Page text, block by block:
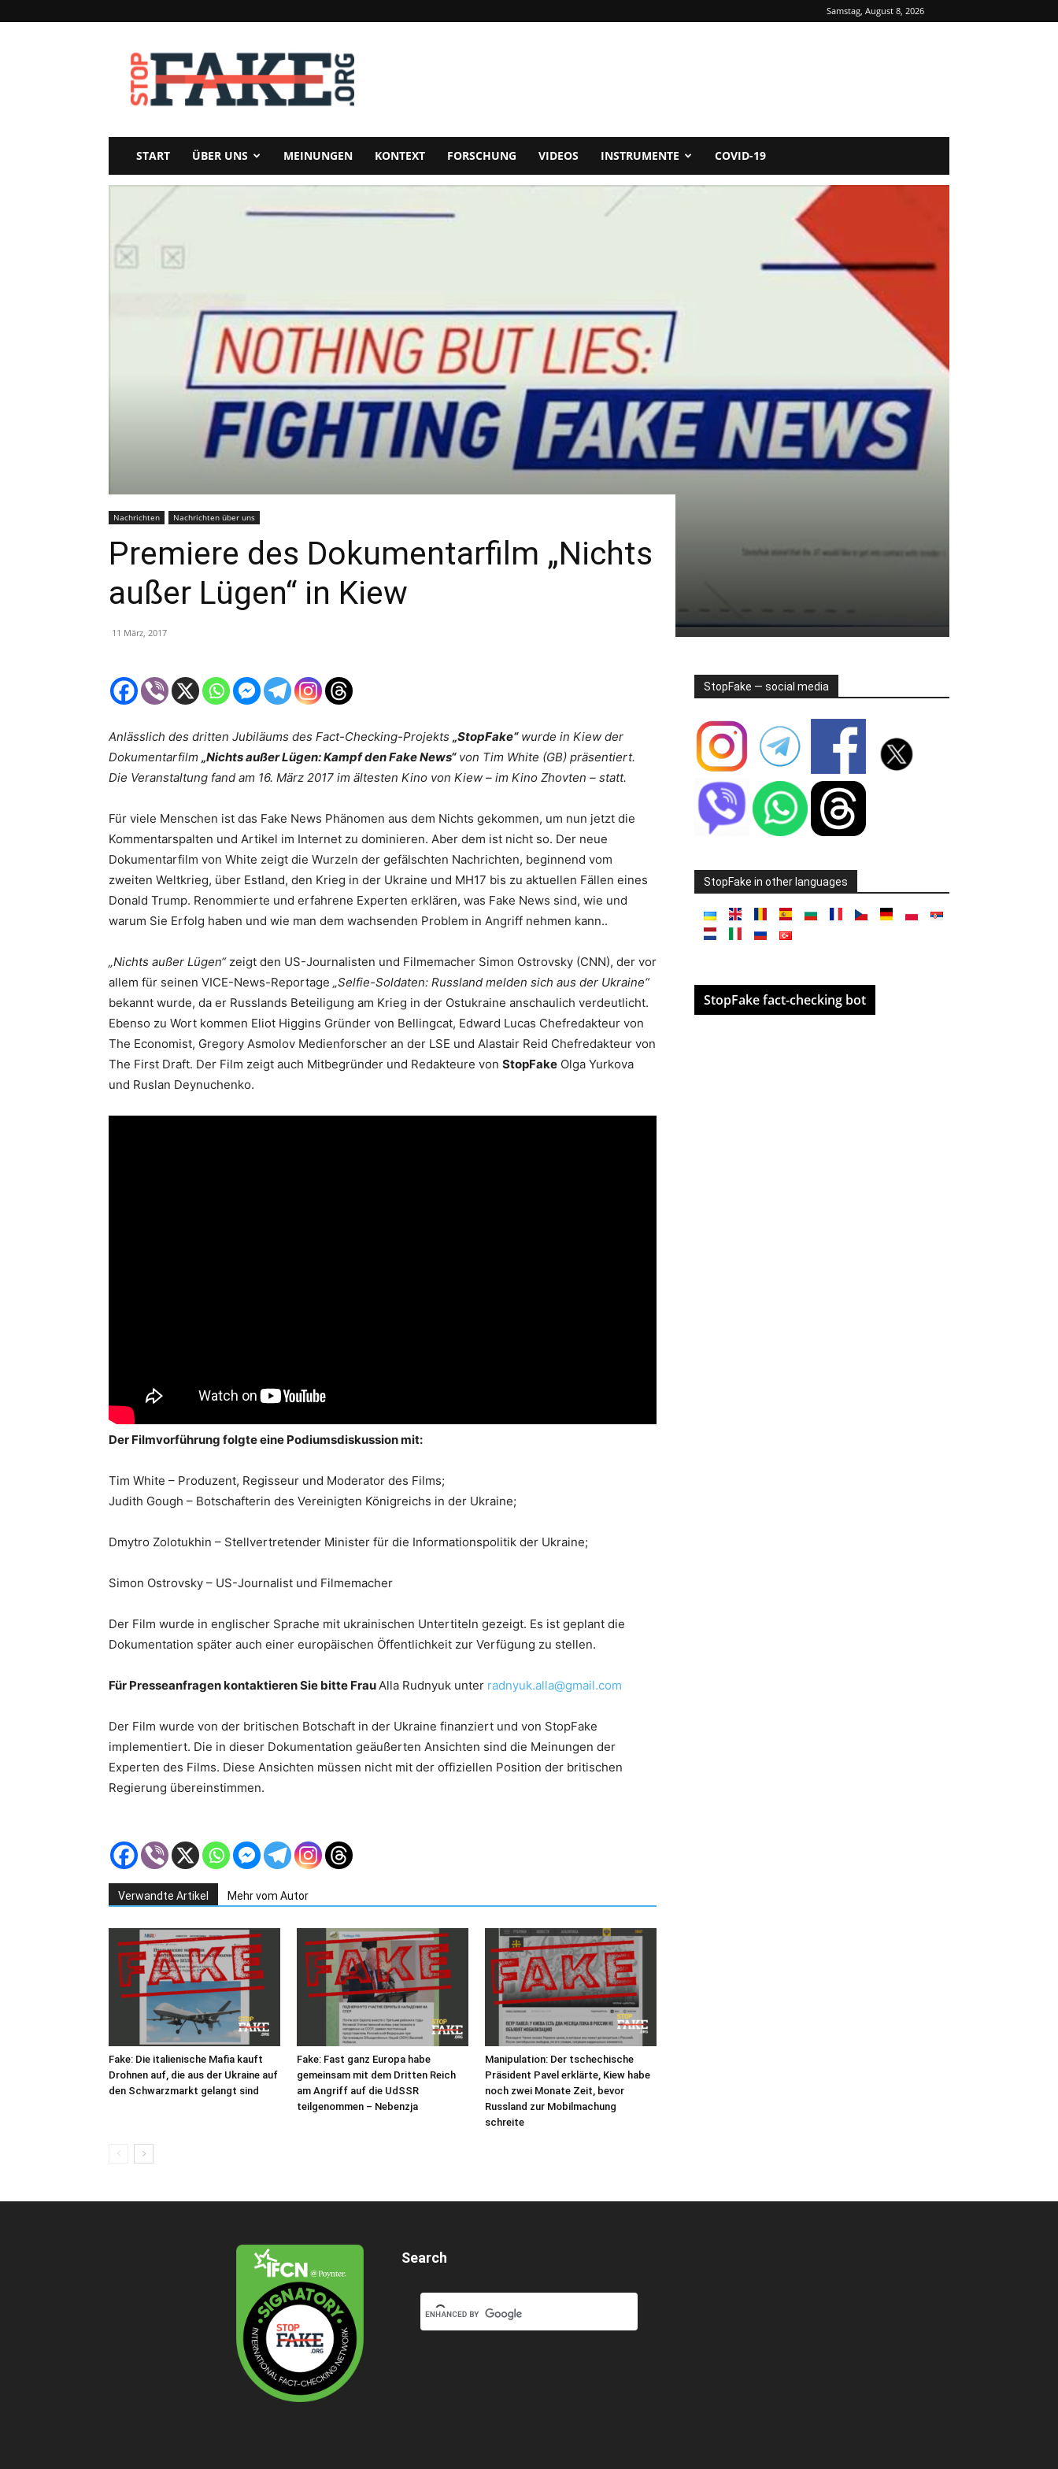
Samstag, August 8, 2026
StopFake
START ÜBER UNS MEINUNGEN KONTEXT FORSCHUNG VIDEOS INSTRUMENTE COVID-19
Nachrichten Nachrichten über uns
Premiere des Dokumentarfilm „Nichts
außer Lügen“ in Kiew
11 März, 2017
Anlässlich des dritten Jubiläums des Fact-Checking-Projekts „StopFake“wurde in Kiew der
Dokumentarfilm „Nichts außer Lügen: Kampf den Fake News“von Tim White (GB) präsentiert.
Die Veranstaltung fand am 16. März 2017 im ältesten Kino von Kiew – im Kino Zhovten – statt.
Für viele Menschen ist das Fake News Phänomen aus dem Nichts gekommen, um nun jetzt die
Kommentarspalten und Artikel im Internet zu dominieren. Aber dem ist nicht so. Der neue
Dokumentarfilm von White zeigt die Wurzeln der gefälschten Nachrichten, beginnend vom
zweiten Weltkrieg, über Estland, den Krieg in der Ukraine und MH17 bis zu aktuellen Fällen eines
Donald Trump. Renommierte und erfahrene Experten erklären, was Fake News sind, wie und
warum Sie Erfolg haben und wie man dem wachsenden Problem in Angriff nehmen kann..
„Nichts außer Lügen“zeigt den US-Journalisten und Filmemacher Simon Ostrovsky (CNN), der vor
allem für seinen VICE-News-Reportage „Selfie-Soldaten: Russland melden sich aus der Ukraine“
bekannt wurde, da er Russlands Beteiligung am Krieg in der Ostukraine anschaulich verdeutlicht.
Ebenso zu Wort kommen Eliot Higgins Gründer von Bellingcat, Edward Lucas Chefredakteur von
The Economist, Gregory Asmolov Medienforscher an der LSE und Alastair Reid Chefredakteur von
The First Draft. Der Film zeigt auch Mitbegründer und Redakteure von StopFake Olga Yurkova
und Ruslan Deynuchenko.
Der Filmvorführung folgte eine Podiumsdiskussion mit:
Tim White – Produzent, Regisseur und Moderator des Films;
Judith Gough – Botschafterin des Vereinigten Königreichs in der Ukraine;
Dmytro Zolotukhin – Stellvertretender Minister für die Informationspolitik der Ukraine;
Simon Ostrovsky – US-Journalist und Filmemacher
Der Film wurde in englischer Sprache mit ukrainischen Untertiteln gezeigt. Es ist geplant die
Dokumentation später auch einer europäischen Öffentlichkeit zur Verfügung zu stellen.
Für Presseanfragen kontaktieren Sie bitte FrauAlla Rudnyuk unter radnyuk.alla@gmail.com
Der Film wurde von der britischen Botschaft in der Ukraine finanziert und von StopFake
implementiert. Die in dieser Dokumentation geäußerten Ansichten sind die Meinungen der
Experten des Films. Diese Ansichten müssen nicht mit der offiziellen Position der britischen
Regierung übereinstimmen.
Verwandte Artikel Mehr vom Autor
Fake: Die italienische Mafia kauft
Drohnen auf, die aus der Ukraine auf
den Schwarzmarkt gelangt sind
Fake: Fast ganz Europa habe
gemeinsam mit dem Dritten Reich
am Angriff auf die UdSSR
teilgenommen – Nebenzja
Manipulation: Der tschechische
Präsident Pavel erklärte, Kiew habe
noch zwei Monate Zeit, bevor
Russland zur Mobilmachung
schreite
StopFake — social media
StopFake in other languages
StopFake fact-checking bot
Search